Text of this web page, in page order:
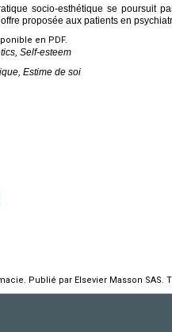
socio-esthétique se poursuit
proposée aux patients en
en PDF.
Self-esteem
Estime de soi
Publié par Elsevier Masson SAS.